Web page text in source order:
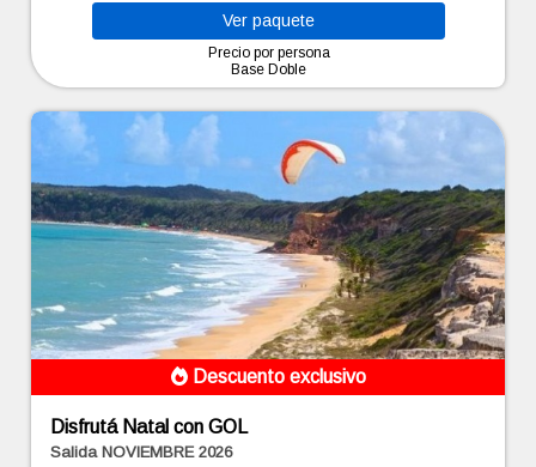
Ver paquete
Precio por persona
Base Doble
Descuento exclusivo
Disfrutá Natal con GOL
Salida NOVIEMBRE 2026